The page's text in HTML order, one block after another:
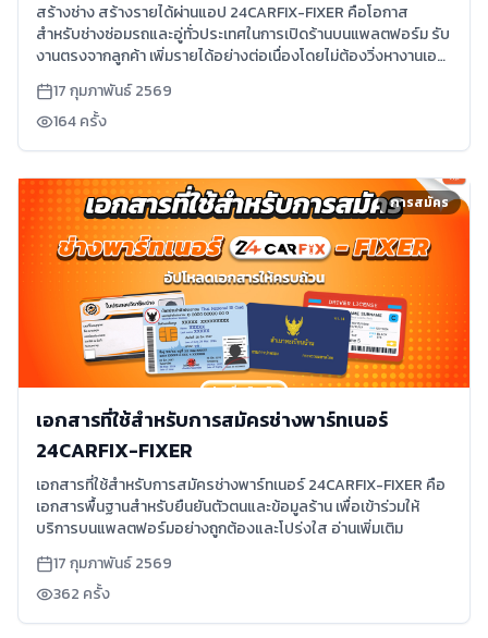
สร้างช่าง สร้างรายได้ผ่านแอป 24CARFIX-FIXER คือโอกาส
สำหรับช่างซ่อมรถและอู่ทั่วประเทศในการเปิดร้านบนแพลตฟอร์ม รับ
งานตรงจากลูกค้า เพิ่มรายได้อย่างต่อเนื่องโดยไม่ต้องวิ่งหางานเอง
อ่านเพิ่มเติม
17 กุมภาพันธ์ 2569
164ครั้ง
การสมัคร
เอกสารที่ใช้สำหรับการสมัครช่างพาร์ทเนอร์
24CARFIX-FIXER
เอกสารที่ใช้สำหรับการสมัครช่างพาร์ทเนอร์ 24CARFIX-FIXER คือ
เอกสารพื้นฐานสำหรับยืนยันตัวตนและข้อมูลร้าน เพื่อเข้าร่วมให้
บริการบนแพลตฟอร์มอย่างถูกต้องและโปร่งใส อ่านเพิ่มเติม
17 กุมภาพันธ์ 2569
362 ครั้ง